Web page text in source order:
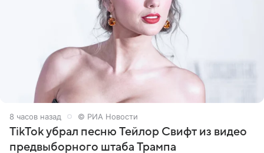
8 часов назад © РИА Новости
TikTok убрал песню Тейлор Свифт из видео
предвыборного штаба Трампа